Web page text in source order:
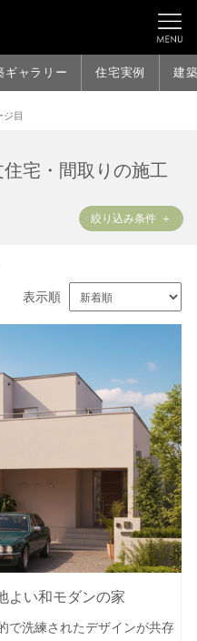
ギャラリー 住宅実例 建
ジ目
宅・間取りの施工
絞り込み条件
表示順
よい和モダンの家
で洗練されたデザインが共存